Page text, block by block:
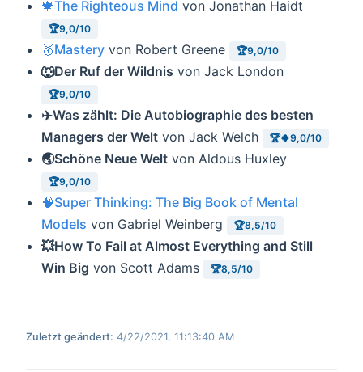
🍁The Righteous Mind von Jonathan Haidt
🏆9,0/10
🥇Mastery von Robert Greene 🏆9,0/10
🐺Der Ruf der Wildnis von Jack London
🏆9,0/10
✈️Was zählt: Die Autobiographie des besten
Managers der Welt von Jack Welch 🏆🍀9,0/10
🌏Schöne Neue Welt von Aldous Huxley
🏆9,0/10
🧠Super Thinking: The Big Book of Mental
Models von Gabriel Weinberg 🏆8,5/10
💥How To Fail at Almost Everything and Still
Win Big von Scott Adams 🏆8,5/10
Zuletzt geändert: 4/22/2021, 11:13:40 AM